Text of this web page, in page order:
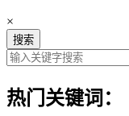
×
热门关键词：